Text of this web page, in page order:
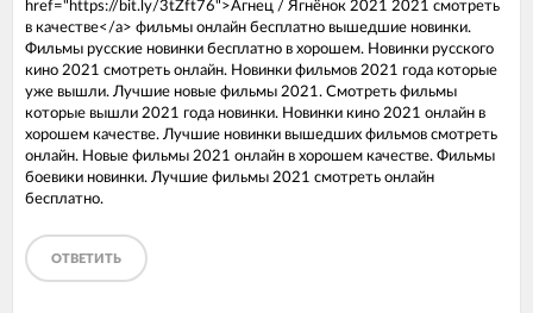
href="https://bit.ly/3tZft76">Агнец / Ягнёнок 2021 2021 смотреть
в качестве</a> фильмы онлайн бесплатно вышедшие новинки.
Фильмы русские новинки бесплатно в хорошем. Новинки русского
кино 2021 смотреть онлайн. Новинки фильмов 2021 года которые
уже вышли. Лучшие новые фильмы 2021. Смотреть фильмы
которые вышли 2021 года новинки. Новинки кино 2021 онлайн в
хорошем качестве. Лучшие новинки вышедших фильмов смотреть
онлайн. Новые фильмы 2021 онлайн в хорошем качестве. Фильмы
боевики новинки. Лучшие фильмы 2021 смотреть онлайн
бесплатно.
ОТВЕТИТЬ